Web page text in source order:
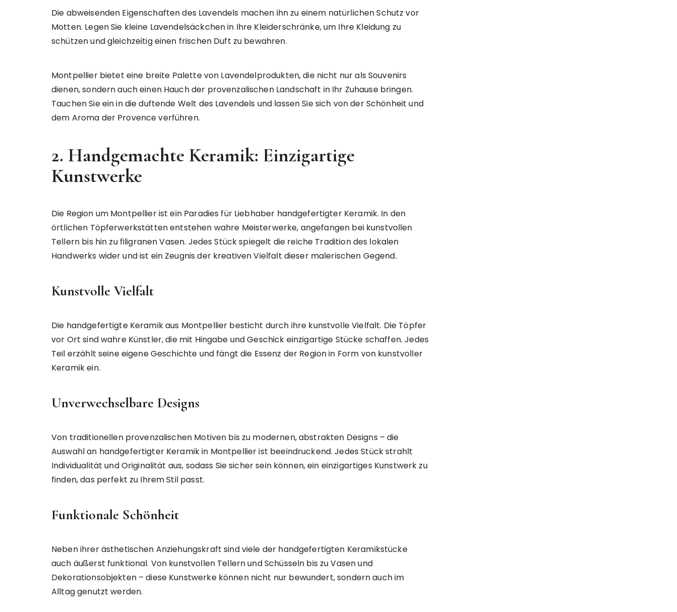
Die abweisenden Eigenschaften des Lavendels machen ihn zu einem natürlichen Schutz vor
Motten. Legen Sie kleine Lavendelsäckchen in Ihre Kleiderschränke, um Ihre Kleidung zu
schützen und gleichzeitig einen frischen Duft zu bewahren.
Montpellier bietet eine breite Palette von Lavendelprodukten, die nicht nur als Souvenirs
dienen, sondern auch einen Hauch der provenzalischen Landschaft in Ihr Zuhause bringen.
Tauchen Sie ein in die duftende Welt des Lavendels und lassen Sie sich von der Schönheit und
dem Aroma der Provence verführen.
2. Handgemachte Keramik: Einzigartige
Kunstwerke
Die Region um Montpellier ist ein Paradies für Liebhaber handgefertigter Keramik. In den
örtlichen Töpferwerkstätten entstehen wahre Meisterwerke, angefangen bei kunstvollen
Tellern bis hin zu filigranen Vasen. Jedes Stück spiegelt die reiche Tradition des lokalen
Handwerks wider und ist ein Zeugnis der kreativen Vielfalt dieser malerischen Gegend.
Kunstvolle Vielfalt
Die handgefertigte Keramik aus Montpellier besticht durch ihre kunstvolle Vielfalt. Die Töpfer
vor Ort sind wahre Künstler, die mit Hingabe und Geschick einzigartige Stücke schaffen. Jedes
Teil erzählt seine eigene Geschichte und fängt die Essenz der Region in Form von kunstvoller
Keramik ein.
Unverwechselbare Designs
Von traditionellen provenzalischen Motiven bis zu modernen, abstrakten Designs – die
Auswahl an handgefertigter Keramik in Montpellier ist beeindruckend. Jedes Stück strahlt
Individualität und Originalität aus, sodass Sie sicher sein können, ein einzigartiges Kunstwerk zu
finden, das perfekt zu Ihrem Stil passt.
Funktionale Schönheit
Neben ihrer ästhetischen Anziehungskraft sind viele der handgefertigten Keramikstücke
auch äußerst funktional. Von kunstvollen Tellern und Schüsseln bis zu Vasen und
Dekorationsobjekten – diese Kunstwerke können nicht nur bewundert, sondern auch im
Alltag genutzt werden.